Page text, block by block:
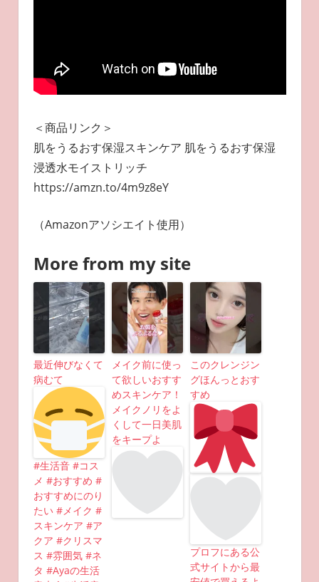
＜商品リンク＞
肌をうるおす保湿スキンケア 肌をうるおす保湿
浸透水モイストリッチ
https://amzn.to/4m9z8eY
（Amazonアソシエイト使用）
More from my site
最近伸びなくて
病むて
#生活音 #コス
メ #おすすめ #
おすすめにのり
たい #メイク #
スキンケア #ア
クア #クリスマ
ス #雰囲気 #ネ
タ #Ayaの生活
メイク前に使っ
て欲しいおすす
めスキンケア！
メイクノリをよ
くして一日美肌
をキープよ
このクレンジン
グほんっとおす
すめ
プロフにある公
式サイトから最